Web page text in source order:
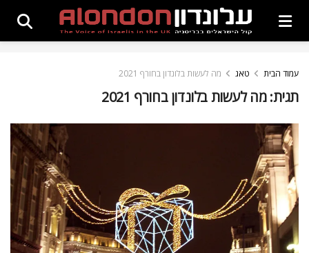
עמוד הבית טאג מה לעשות בלונדון בחורף 2021
תגית:מה לעשות בלונדון בחורף 2021